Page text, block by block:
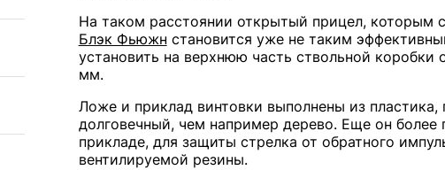
На таком расстоянии открытый прицел, которым
Блэк Фьюжнстановится уже не таким
установить на верхнюю часть ствольной коробки
мм.
Ложе и приклад винтовки выполнены из пластика,
долговечный, чем например дерево. Еще он более
прикладе, для защиты стрелка от обратного
вентилируемой резины.